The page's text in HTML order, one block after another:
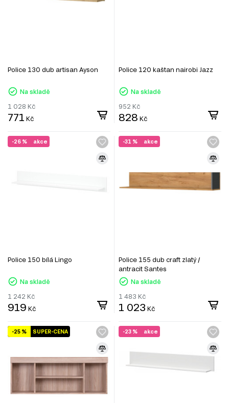
Police 130 dub artisan Ayson
Na skladě
1 028 Kč
771 Kč
Police 120 kaštan nairobi Jazz
Na skladě
952 Kč
828 Kč
akce
-26 %
Police 150 bílá Lingo
Na skladě
1 242 Kč
919 Kč
akce
-31 %
Police 155 dub craft zlatý /
antracit Santes
Na skladě
1 483 Kč
1 023 Kč
SUPER-CENA
-25 % akce
-23 %